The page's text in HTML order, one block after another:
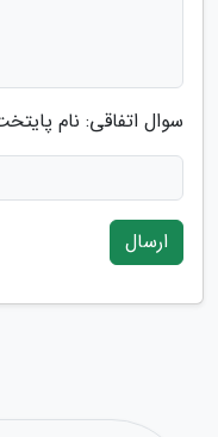
سوال اتفاقی: نام
ارسال